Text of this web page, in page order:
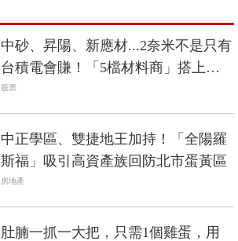
中砂、昇陽、新應材...2奈米不是只有
台積電會賺！「5檔材料商」搭上成
長列車
股票
中正學區、雙捷地王加持！「全陽羅
斯福」吸引高資產族回防北市蛋黃區
房地產
肚腩一抓一大把，只需1個雞蛋，用